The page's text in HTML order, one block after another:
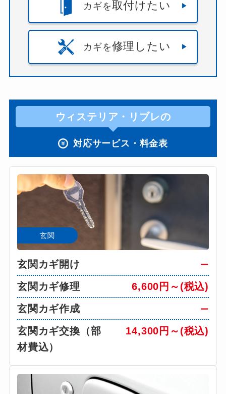
カギを取付けたい
カギを修理したい
ウィステリア・リブレの
対応サービス・料金表
玄関
玄関カギ開け ー
玄関カギ修理
6,600円～(税込)
玄関カギ作成
ー
玄関カギ交換（部
材費込）
14,300円～(税込)